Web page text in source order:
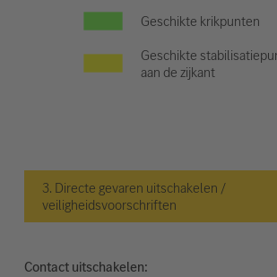
Geschikte krikpunten
Geschikte
aan de zijkant
3. Directe gevaren uitschakelen /
veiligheidsvoorschriften
Contact uitschakelen: